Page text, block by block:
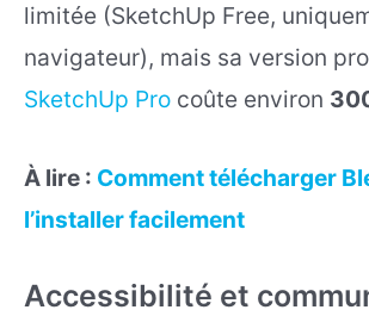
limitée (SketchUp Free,
navigateur), mais sa version
SketchUp Pro coûte environ
À lire : Comment télécharger
l’installer facilement
Accessibilité et